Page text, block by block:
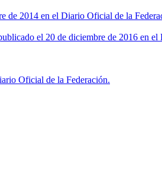
de 2014 en el Diario Oficial de la
el 20 de diciembre de 2016 en
Oficial de la Federación.